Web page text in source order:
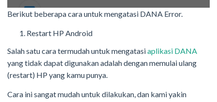
Berikut beberapa cara untuk mengatasi DANA Error.
Restart HP Android
Salah satu cara termudah untuk mengatasiaplikasi DANA
yang tidak dapat digunakan adalah dengan memulai ulang
(restart) HP yang kamu punya.
Cara ini sangat mudah untuk dilakukan, dan kami yakin